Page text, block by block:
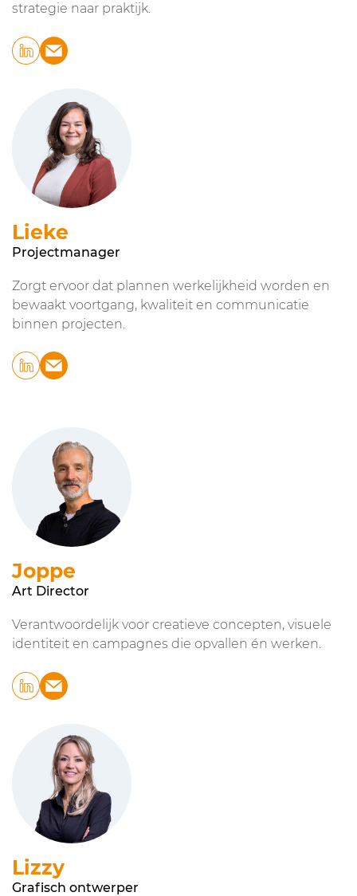
strategie naar praktijk.
Lieke
Projectmanager
Zorgt ervoor dat plannen werkelijkheid worden en
bewaakt voortgang, kwaliteit en communicatie
binnen projecten.
Joppe
Art Director
Verantwoordelijk voor creatieve concepten, visuele
identiteit en campagnes die opvallen én werken.
Lizzy
Grafisch ontwerper